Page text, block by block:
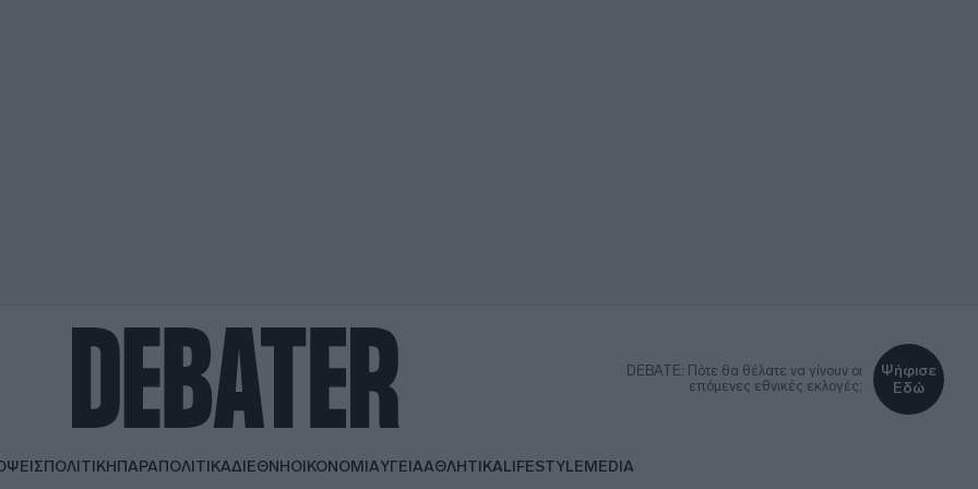
DEBATE: Πότε θα θέλατε να γίνουν οι
επόμενες εθνικές εκλογές;
Ψήφισε
Εδώ
ΠΟΛΙΤΙΚΗΠΑΡΑΠΟΛΙΤΙΚΑΔΙΕΘΝΗΟΙΚΟΝΟΜΙΑΥΓΕΙΑΑΘΛΗΤΙΚΑLIFESTYLEMEDIA